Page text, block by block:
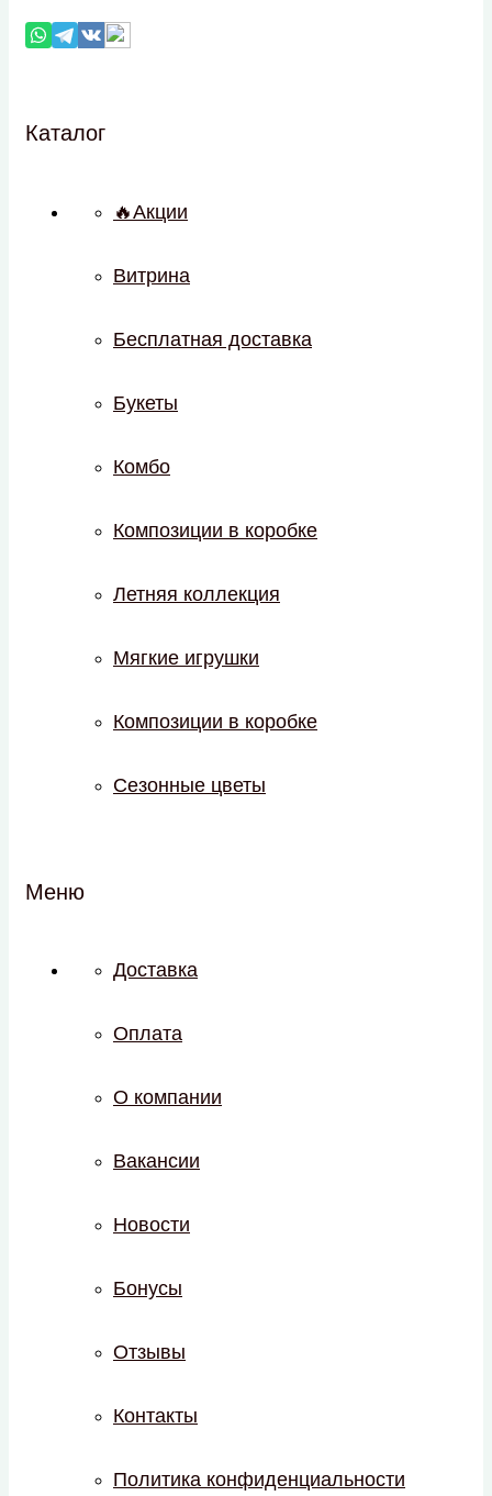
Каталог
🔥Акции
Витрина
Бесплатная доставка
Букеты
Комбо
Композиции в коробке
Летняя коллекция
Мягкие игрушки
Композиции в коробке
Сезонные цветы
Меню
Доставка
Оплата
О компании
Вакансии
Новости
Бонусы
Отзывы
Контакты
Политика конфиденциальности